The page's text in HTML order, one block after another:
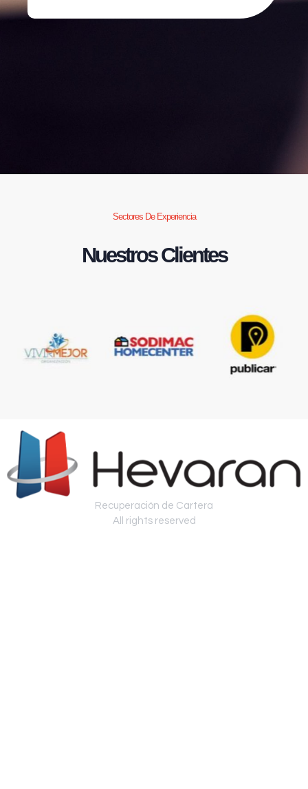
Sectores De Experiencia
Nuestros Clientes
Recuperación de Cartera
All rights reserved